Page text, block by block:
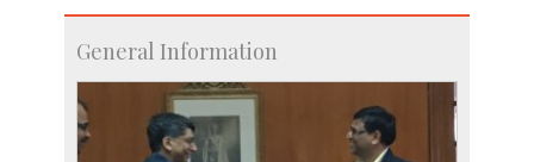
General Information